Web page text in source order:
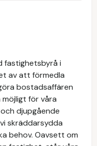
fastighetsbyrå i
av att förmedla
bostadsaffären
möjligt för våra
djupgående
skräddarsydda
behov. Oavsett om